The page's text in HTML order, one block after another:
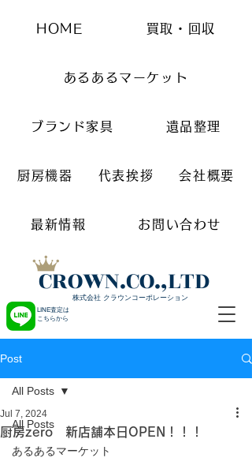
CROWN.CO.,LTD
株式会社 クラウンコーポレーション
LINE査定は
こちらから
HOME 買取・回収
あるあるマーケット
ブランド家具 遺品整理
厨房機器 代表挨拶 会社概要
最新情報 お問い合わせ
Post
All Posts
あるあるマーケット
All Posts
厨房zero 新店舗本日OPEN！！！
Jul 7, 2024